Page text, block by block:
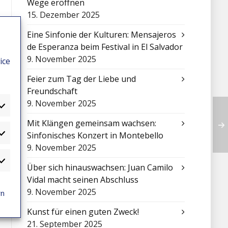
Wege eröffnen
15. Dezember 2025
Eine Sinfonie der Kulturen: Mensajeros
de Esperanza beim Festival in El Salvador
9. November 2025
Feier zum Tag der Liebe und
Freundschaft
9. November 2025
Mit Klängen gemeinsam wachsen:
Sinfonisches Konzert in Montebello
9. November 2025
Über sich hinauswachsen: Juan Camilo
Vidal macht seinen Abschluss
9. November 2025
Kunst für einen guten Zweck!
21. September 2025